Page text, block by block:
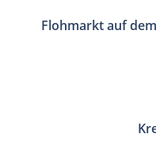
Flohmarkt auf